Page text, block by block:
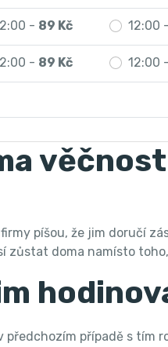
- 89 Kč 12:00
- 89 Kč 12:00
píšou, že jim doručí
zůstat doma namísto
případě s tím